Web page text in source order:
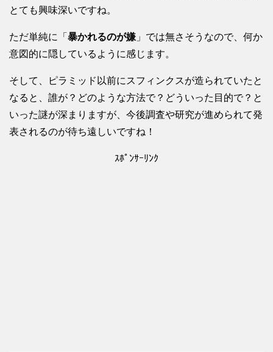
とても興味深いですね。
ただ単純に「 暴かれるのが嫌 」では無さそうなので、何か
意図的に隠しているように感じます。
そして、ピラミッド以前にスフィンクスが造られていたと
なると、誰が？どのような方法で？どういった目的で？と
いった謎が深まりますが、今後調査や研究が進められて発
表されるのが待ち遠しいですね！
ｽﾎﾟﾝｻｰﾘﾝｸ